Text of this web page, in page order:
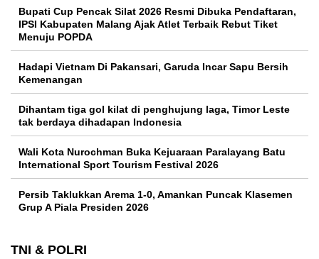
Bupati Cup Pencak Silat 2026 Resmi Dibuka Pendaftaran,
IPSI Kabupaten Malang Ajak Atlet Terbaik Rebut Tiket
Menuju POPDA
Hadapi Vietnam Di Pakansari, Garuda Incar Sapu Bersih
Kemenangan
Dihantam tiga gol kilat di penghujung laga, Timor Leste
tak berdaya dihadapan Indonesia
Wali Kota Nurochman Buka Kejuaraan Paralayang Batu
International Sport Tourism Festival 2026
Persib Taklukkan Arema 1-0, Amankan Puncak Klasemen
Grup A Piala Presiden 2026
TNI & POLRI